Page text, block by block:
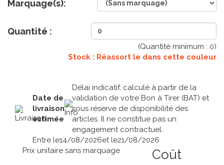
Marquage(s):
Quantité :
(Quantité minimum : 0)
Stock : Réassort le dans cette couleur
Date de
livraison
estimée
Délai indicatif, calculé à partir de la
validation de votre Bon à Tirer (BAT) et
sous réserve de disponibilité des
articles. Il ne constitue pas un
engagement contractuel.
Entre le14/08/2026et le21/08/2026
Prix unitaire sans marquage
Coût